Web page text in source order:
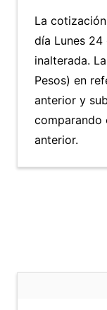
La
día Lunes 24
inalterada.
Pesos) en
anterior y
comparando
anterior.